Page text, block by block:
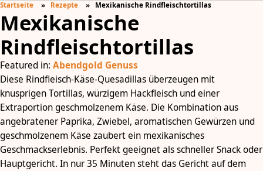
Startseite Rezepte Mexikanische Rindfleischtortillas
Mexikanische
Rindfleischtortillas
Featured in: Abendgold Genuss
Diese Rindfleisch-Käse-Quesadillas überzeugen mit
knusprigen Tortillas, würzigem Hackfleisch und einer
Extraportion geschmolzenem Käse. Die Kombination aus
angebratener Paprika, Zwiebel, aromatischen Gewürzen und
geschmolzenem Käse zaubert ein mexikanisches
Geschmackserlebnis. Perfekt geeignet als schneller Snack oder
Hauptgericht. In nur 35 Minuten steht das Gericht auf dem